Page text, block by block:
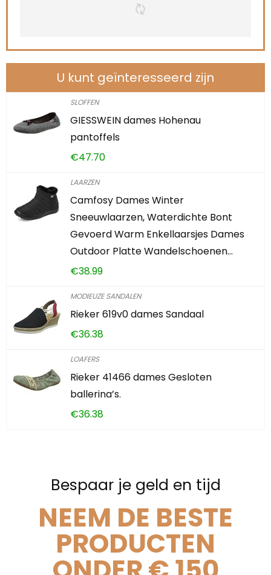
U kunt geïnteresseerd zijn
SLOFFEN
GIESSWEIN dames Hohenau
pantoffels
€47.70
LAARZEN
Camfosy Dames Winter
Sneeuwlaarzen, Waterdichte Bont
Gevoerd Warm Enkellaarsjes Dames
Outdoor Platte Wandelschoenen…
€38.99
MODIEUZE SANDALEN
Rieker 619v0 dames Sandaal
€36.38
LOAFERS
Rieker 41466 dames Gesloten
ballerina’s.
€36.38
Bespaar je geld en tijd
NEEM DE BESTE
PRODUCTEN